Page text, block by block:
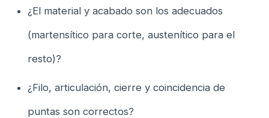
¿El material y acabado son los adecuados
(martensítico para corte, austenítico para el
resto)?
¿Filo, articulación, cierre y coincidencia de
puntas son correctos?